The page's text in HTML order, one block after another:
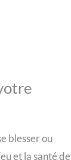
blesser ou
et la santé de